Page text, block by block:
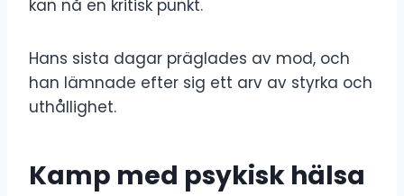
kan nå en kritisk punkt.
Hans sista dagar präglades av mod, och
han lämnade efter sig ett arv av styrka och
uthållighet.
Kamp med psykisk hälsa